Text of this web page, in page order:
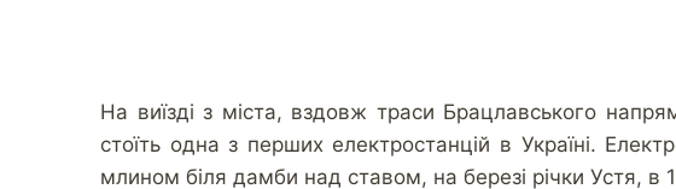
На виїзді з міста, вздовж траси Брацлавського
стоїть одна з перших електростанцій в Україні.
млином біля дамби над ставом, на березі річки Устя, в